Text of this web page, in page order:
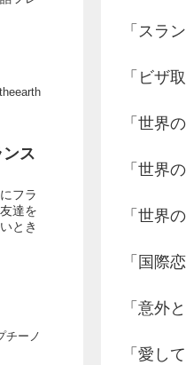
ス
フラ
達を
とき
チーノ
「スラ
「ビザ
「世界
「世界
「世界
「国際
「意外
「愛し